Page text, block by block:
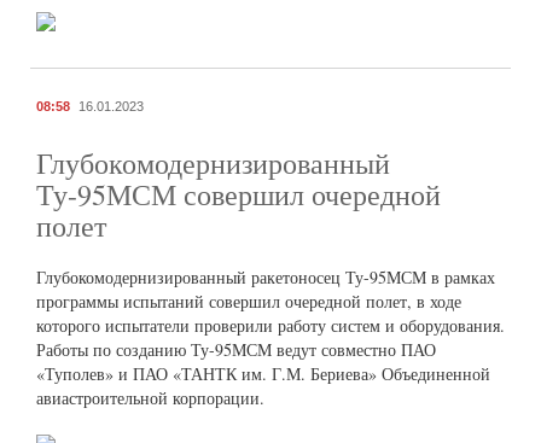
08:58 16.01.2023
Глубокомодернизированный
Ту-95МСМ совершил очередной
полет
Глубокомодернизированный ракетоносец Ту-95МСМ в рамках
программы испытаний совершил очередной полет, в ходе
которого испытатели проверили работу систем и оборудования.
Работы по созданию Ту-95МСМ ведут совместно ПАО
«Туполев» и ПАО «ТАНТК им. Г.М. Бериева» Объединенной
авиастроительной корпорации.